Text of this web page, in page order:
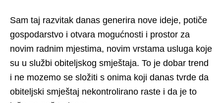
Sam taj razvitak danas generira nove ideje, potiče
gospodarstvo i otvara mogućnosti i prostor za
novim radnim mjestima, novim vrstama usluga koje
su u službi obiteljskog smještaja. To je dobar trend
i ne mozemo se složiti s onima koji danas tvrde da
obiteljski smještaj nekontrolirano raste i da je to